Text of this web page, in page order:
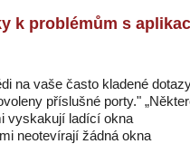
k problémům s
na vaše často kladené
příslušné porty."
vyskakují ladící okna
neotevírají žádná okna